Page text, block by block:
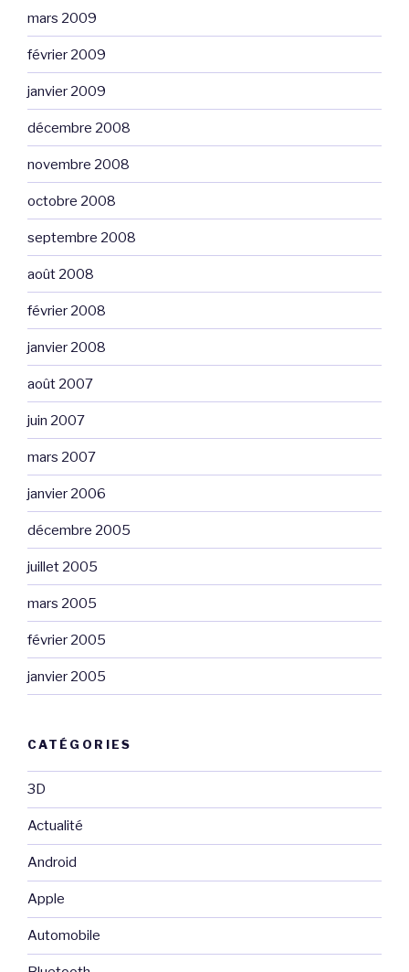
mars 2009
février 2009
janvier 2009
décembre 2008
novembre 2008
octobre 2008
septembre 2008
août 2008
février 2008
janvier 2008
août 2007
juin 2007
mars 2007
janvier 2006
décembre 2005
juillet 2005
mars 2005
février 2005
janvier 2005
CATÉGORIES
3D
Actualité
Android
Apple
Automobile